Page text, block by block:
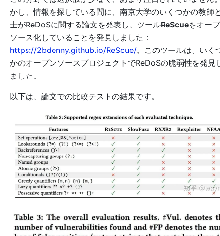
かし、情報を探している間に、南京大学のいくつかの教師
士がReDoSに関する論文を発表し、ツールReScueをオー
ソース化していることを発見しました：
https://2bdenny.github.io/ReScue/。このツールは、いく
かのオープンソースプロジェクトでReDoSの脆弱性を発見
ました。
以下は、論文での比較テストの結果です。